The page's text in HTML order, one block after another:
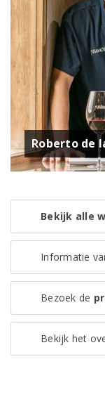
Roberto de
Bekijk alle
Informatie
Bezoek de
Bekijk het